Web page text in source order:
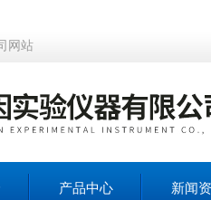
网站
产品中心 新闻